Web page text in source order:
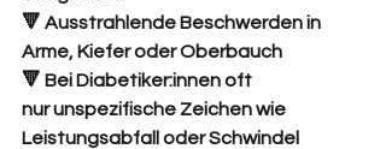
🔻 Ausstrahlende Beschwerden in
Arme, Kiefer oder Oberbauch
🔻 Bei Diabetiker:innen oft
nur unspezifische Zeichen wie
Leistungsabfall oder Schwindel